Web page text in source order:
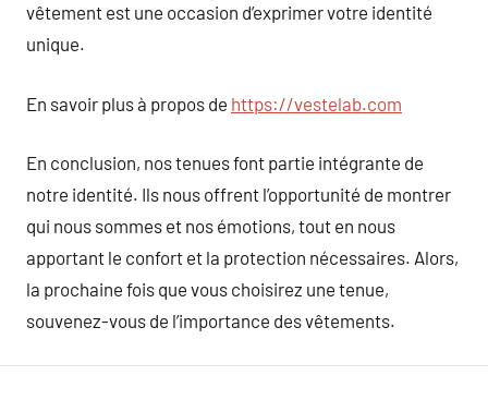
vêtement est une occasion d’exprimer votre identité
unique.
En savoir plus à propos de https://vestelab.com
En conclusion, nos tenues font partie intégrante de
notre identité. Ils nous offrent l’opportunité de montrer
qui nous sommes et nos émotions, tout en nous
apportant le confort et la protection nécessaires. Alors,
la prochaine fois que vous choisirez une tenue,
souvenez-vous de l’importance des vêtements.